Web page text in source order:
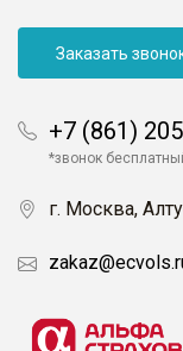
Заказать
+7 (861)
*звонок
г. Москва,